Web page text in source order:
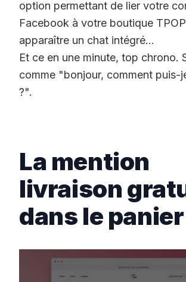
option permettant de lier votre
Facebook à votre boutique
apparaître un chat intégré...
Et ce en une minute, top chrono.
comme "bonjour, comment puis-
?".
La mention
livraison
dans le panier